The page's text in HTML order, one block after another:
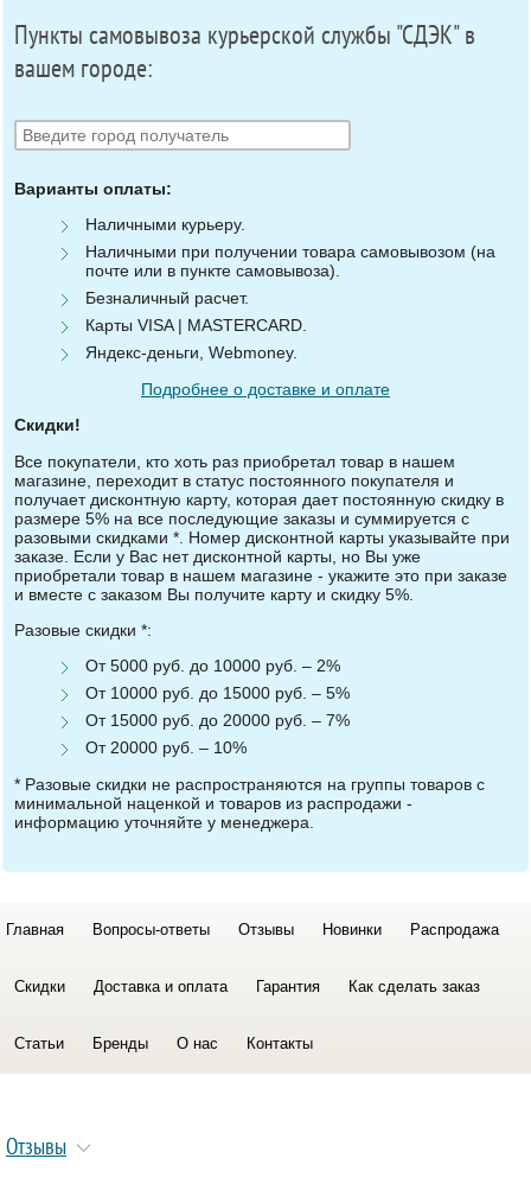
Пункты самовывоза курьерской службы "СДЭК" в
вашем городе:
Варианты оплаты:
Наличными курьеру.
Наличными при получении товара самовывозом (на
почте или в пункте самовывоза).
Безналичный расчет.
Карты VISA | MASTERCARD.
Яндекс-деньги, Webmoney.
Подробнее о доставке и оплате
Скидки!
Все покупатели, кто хоть раз приобретал товар в нашем
магазине, переходит в статус постоянного покупателя и
получает дисконтную карту, которая дает постоянную скидку в
размере 5% на все последующие заказы и суммируется с
разовыми скидками *. Номер дисконтной карты указывайте при
заказе. Если у Вас нет дисконтной карты, но Вы уже
приобретали товар в нашем магазине - укажите это при заказе
и вместе с заказом Вы получите карту и скидку 5%.
Разовые скидки *:
От 5000 руб. до 10000 руб. – 2%
От 10000 руб. до 15000 руб. – 5%
От 15000 руб. до 20000 руб. – 7%
От 20000 руб. – 10%
* Разовые скидки не распространяются на группы товаров с
минимальной наценкой и товаров из распродажи -
информацию уточняйте у менеджера.
Главная Вопросы-ответы Отзывы Новинки Распродажа
Скидки Доставка и оплата Гарантия Как сделать заказ
Статьи Бренды О нас Контакты
Отзывы